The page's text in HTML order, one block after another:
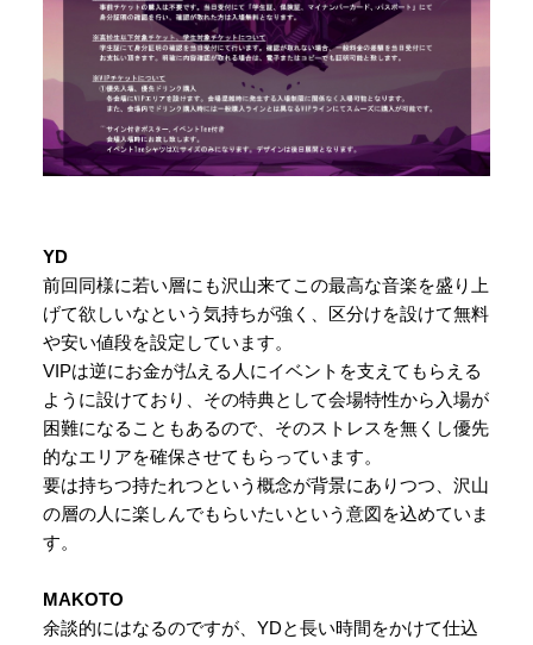
YD
前回同様に若い層にも沢山来てこの最高な音楽を盛り上
げて欲しいなという気持ちが強く、区分けを設けて無料
や安い値段を設定しています。
VIPは逆にお金が払える人にイベントを支えてもらえる
ように設けており、その特典として会場特性から入場が
困難になることもあるので、そのストレスを無くし優先
的なエリアを確保させてもらっています。
要は持ちつ持たれつという概念が背景にありつつ、沢山
の層の人に楽しんでもらいたいという意図を込めていま
す。
MAKOTO
余談的にはなるのですが、YDと長い時間をかけて仕込